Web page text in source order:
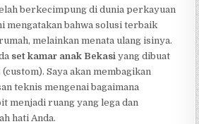
berkecimpung di dunia perkayuan
mengatakan bahwa solusi terbaik
melainkan menata ulang isinya.
set kamar anak Bekasi yang dibuat
Saya akan membagikan
teknis mengenai bagaimana
menjadi ruang yang lega dan
hati Anda.